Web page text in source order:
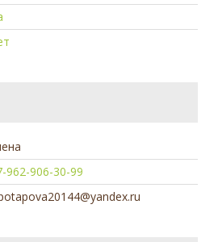
962-906-30-99